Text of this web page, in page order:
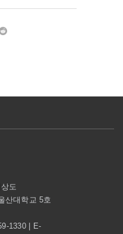
도
산대학교 5호
1330 | E-